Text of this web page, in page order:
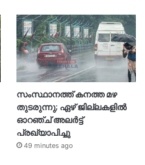
സംസ്ഥാനത്ത് കനത്ത മഴ
തുടരുന്നു; ഏഴ് ജില്ലകളിൽ
ഓറഞ്ച് അലർട്ട്
പ്രഖ്യാപിച്ചു
49 minutes ago